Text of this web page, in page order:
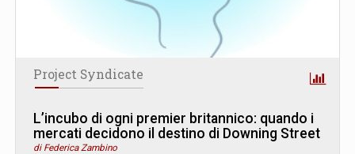
Project Syndicate
L’incubo di ogni premier britannico: quando i
mercati decidono il destino di Downing Street
di Federica Zambino